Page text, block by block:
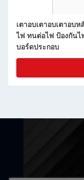
เตาอบเตาอบเตาอบ
ไฟ ทนต่อไฟ ป้องกันไ
บอร์ดประกอบ